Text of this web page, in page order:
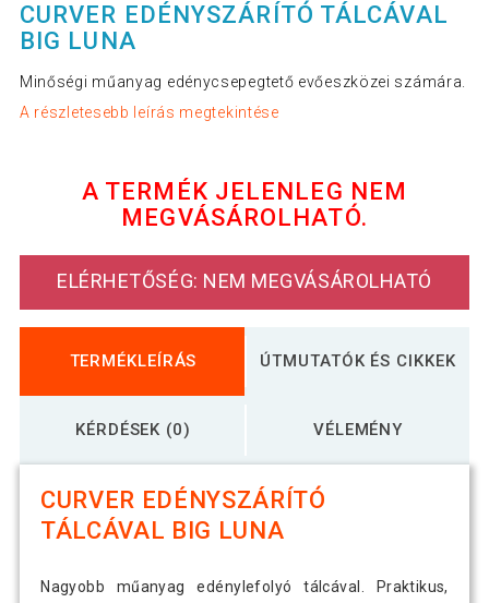
CURVER EDÉNYSZÁRÍTÓ TÁLCÁVAL
BIG LUNA
Minőségi műanyag edénycsepegtető evőeszközei számára.
A részletesebb leírás megtekintése
A TERMÉK JELENLEG NEM
MEGVÁSÁROLHATÓ.
ELÉRHETŐSÉG: NEM MEGVÁSÁROLHATÓ
TERMÉKLEÍRÁS ÚTMUTATÓK ÉS CIKKEK
KÉRDÉSEK (0) VÉLEMÉNY
CURVER EDÉNYSZÁRÍTÓ
TÁLCÁVAL BIG LUNA
Nagyobb műanyag edénylefolyó tálcával. Praktikus,